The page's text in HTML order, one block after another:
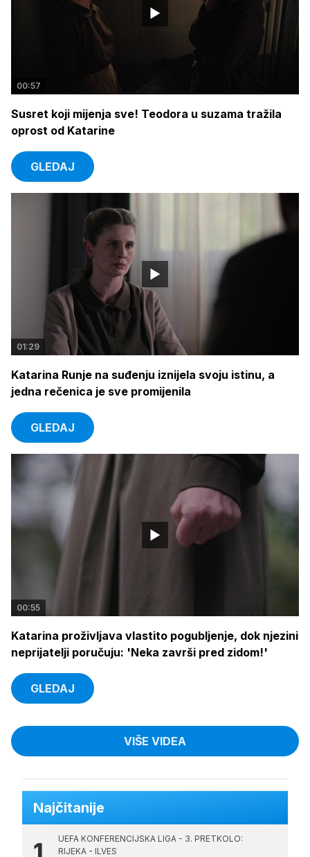
00:57
Susret koji mijenja sve! Teodora u suzama tražila
oprost od Katarine
GLEDAJ
01:29
Katarina Runje na suđenju iznijela svoju istinu, a
jedna rečenica je sve promijenila
GLEDAJ
00:55
Katarina proživljava vlastito pogubljenje, dok njezini
neprijatelji poručuju: 'Neka završi pred zidom!'
GLEDAJ
VIŠE VIDEA
Najčitanije
UEFA KONFERENCIJSKA LIGA - 3. PRETKOLO:
RIJEKA - ILVES